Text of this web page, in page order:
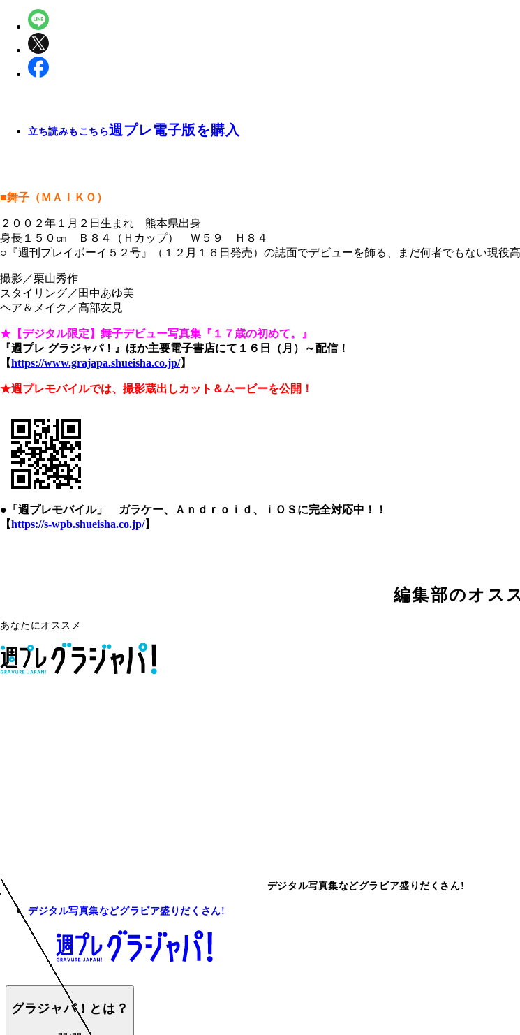
立ち読みもこちら週プレ電子版を購入
■舞子（ＭＡＩＫＯ）
２００２年１月２日生まれ 熊本県出身
身長１５０㎝ Ｂ８４（Ｈカップ） Ｗ５９ Ｈ８４
○『週刊プレイボーイ５２号』（１２月１６日発売）の誌面でデビューを飾る、まだ何者でもない現役
撮影／栗山秀作
スタイリング／田中あゆ美
ヘア＆メイク／高部友見
★【デジタル限定】舞子デビュー写真集『１７歳の初めて。』
『週プレ グラジャパ！』ほか主要電子書店にて１６日（月）～配信！
【https://www.grajapa.shueisha.co.jp/】
★週プレモバイルでは、撮影蔵出しカット＆ムービーを公開！
●「週プレモバイル」 ガラケー、Ａｎｄｒｏｉｄ、ｉＯＳに完全対応中！！
【https://s-wpb.shueisha.co.jp/】
編集部のオス
あなたにオススメ
デジタル写真集などグラビア盛りだくさん!
デジタル写真集などグラビア盛りだくさん!
グラジャパ！とは？